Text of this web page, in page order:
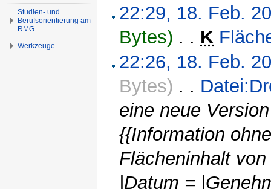
22:29, 18. Feb.
Bytes) . . K
22:26, 18. Feb.
Bytes) . .
eine neue
{{Information
Flächeninhalt
|Datum =
Studien- und
Berufsorientierung am
RMG
Werkzeuge